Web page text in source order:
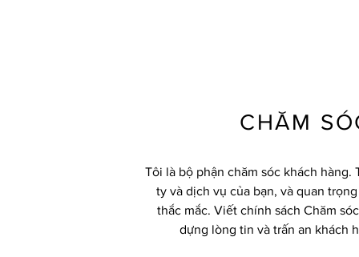
CHĂM
Tôi là bộ phận chăm sóc khách
ty và dịch vụ của bạn, và quan
thắc mắc. Viết chính sách Chăm
dựng lòng tin và trấn an khách